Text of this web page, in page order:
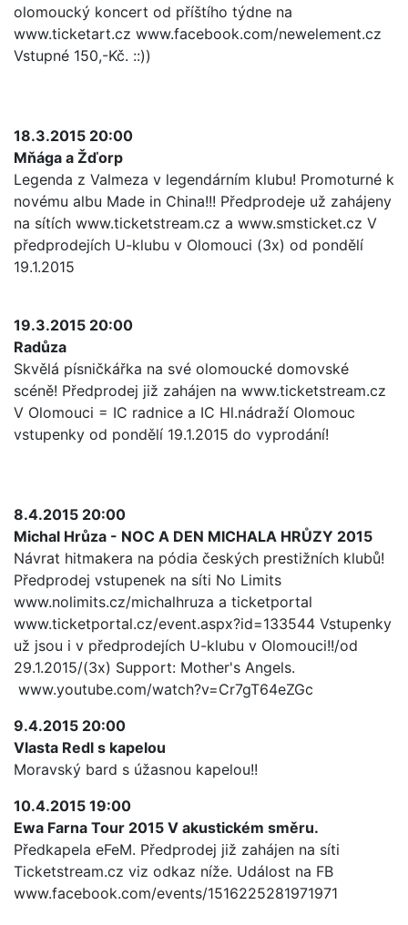
olomoucký koncert od příštího týdne na
www.ticketart.cz www.facebook.com/newelement.cz
Vstupné 150,-Kč. ::))
18.3.2015 20:00
Mňága a Žďorp
Legenda z Valmeza v legendárním klubu! Promoturné k
novému albu Made in China!!! Předprodeje už zahájeny
na sítích www.ticketstream.cz a www.smsticket.cz V
předprodejích U-klubu v Olomouci (3x) od pondělí
19.1.2015
19.3.2015 20:00
Radůza
Skvělá písničkářka na své olomoucké domovské
scéně! Předprodej již zahájen na www.ticketstream.cz
V Olomouci = IC radnice a IC Hl.nádraží Olomouc
vstupenky od pondělí 19.1.2015 do vyprodání!
8.4.2015 20:00
Michal Hrůza - NOC A DEN MICHALA HRŮZY 2015
Návrat hitmakera na pódia českých prestižních klubů!
Předprodej vstupenek na síti No Limits
www.nolimits.cz/michalhruza a ticketportal
www.ticketportal.cz/event.aspx?id=133544 Vstupenky
už jsou i v předprodejích U-klubu v Olomouci!!/od
29.1.2015/(3x) Support: Mother's Angels.
www.youtube.com/watch?v=Cr7gT64eZGc
9.4.2015 20:00
Vlasta Redl s kapelou
Moravský bard s úžasnou kapelou!!
10.4.2015 19:00
Ewa Farna Tour 2015 V akustickém směru.
Předkapela eFeM. Předprodej již zahájen na síti
Ticketstream.cz viz odkaz níže. Událost na FB
www.facebook.com/events/1516225281971971